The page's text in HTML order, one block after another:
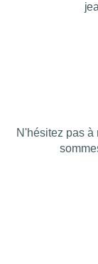
N'hésitez pas à